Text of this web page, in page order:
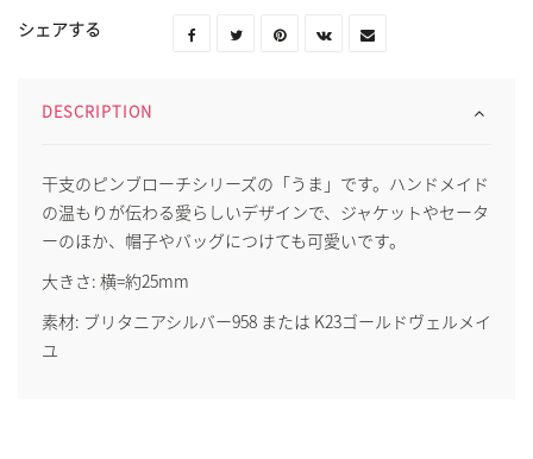
シェアする
DESCRIPTION
干支のピンブローチシリーズの「うま」です。ハンドメイド
の温もりが伝わる愛らしいデザインで、ジャケットやセータ
ーのほか、帽子やバッグにつけても可愛いです。
大きさ: 横=約25mm
素材: ブリタニアシルバー958 または K23ゴールドヴェルメイ
ユ